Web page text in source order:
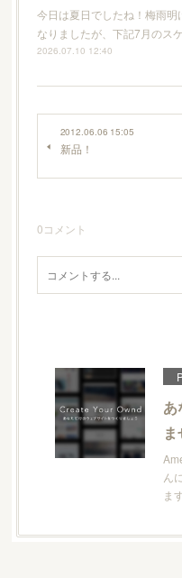
今日は夏日でしたね！梅雨明
なりましたが、下記7月のス
2026.07.10 12:40
2012.06.06 15:05
新品！
0コメント
あ
ん
ま